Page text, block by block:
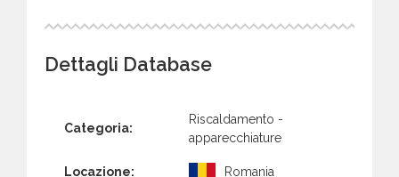
Dettagli Database
Categoria:
Riscaldamento -
apparecchiature
Locazione: Romania